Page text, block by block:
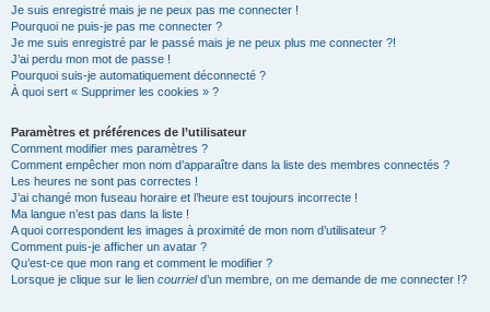
Je suis enregistré mais je ne peux pas me connecter !
Pourquoi ne puis-je pas me connecter ?
Je me suis enregistré par le passé mais je ne peux plus me connecter ?!
J’ai perdu mon mot de passe !
Pourquoi suis-je automatiquement déconnecté ?
À quoi sert « Supprimer les cookies » ?
Paramètres et préférences de l’utilisateur
Comment modifier mes paramètres ?
Comment empêcher mon nom d’apparaître dans la liste des membres connectés ?
Les heures ne sont pas correctes !
J’ai changé mon fuseau horaire et l’heure est toujours incorrecte !
Ma langue n’est pas dans la liste !
A quoi correspondent les images à proximité de mon nom d’utilisateur ?
Comment puis-je afficher un avatar ?
Qu’est-ce que mon rang et comment le modifier ?
Lorsque je clique sur le lien courrield’un membre, on me demande de me connecter !?